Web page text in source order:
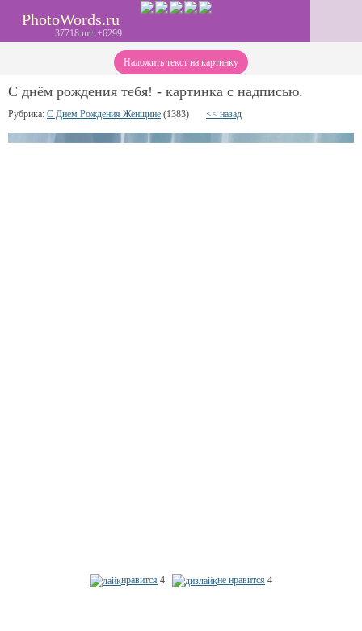
PhotoWords.ru
37718 шт. +6299
Наложить текст на картинку
С днём рождения тебя! - картинка с надписью.
Рубрика: С Днем Рождения Женщине (1383) << назад
нравится 4 не нравится 4